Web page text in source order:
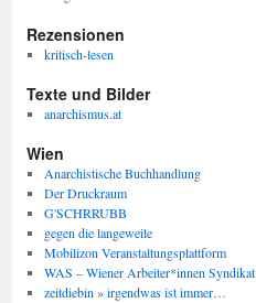
Rezensionen
kritisch-lesen
Texte und Bilder
anarchismus.at
Wien
Anarchistische Buchhandlung
Der Druckraum
G'SCHRRUBB
gegen die langeweile
Mobilizon Veranstaltungsplattform
WAS – Wiener Arbeiter*innen Syndikat
zeitdiebin » irgendwas ist immer…